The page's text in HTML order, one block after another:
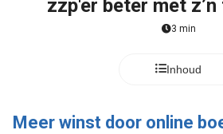
zzp'er beter met
3 min
Inhoud
Meer winst door online